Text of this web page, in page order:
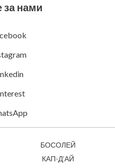
за нами
БОСОЛЕЙ
КАП-Д’АЙ